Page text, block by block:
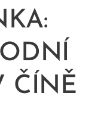
ČÍNĚ